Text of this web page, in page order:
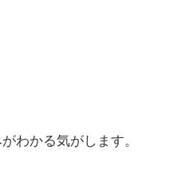
わかる気がします。